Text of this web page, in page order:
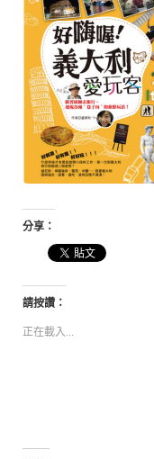
分享：
請按讚：
正在載入...